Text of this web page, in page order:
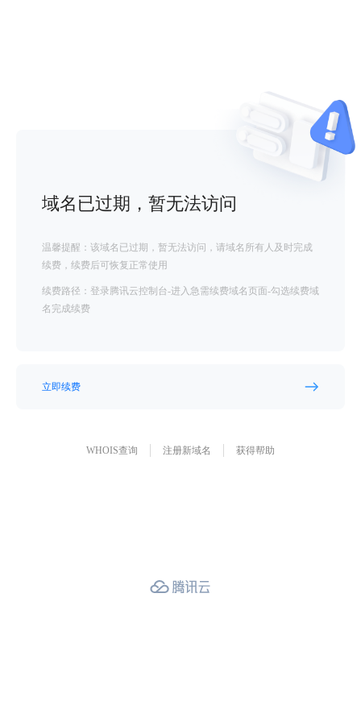
域名已过期，暂无法访问
温馨提醒：该域名已过期，暂无法访问，请域名所有人及时完成
续费，续费后可恢复正常使用
续费路径：登录腾讯云控制台-进入急需续费域名页面-勾选续费域
名完成续费
立即续费
WHOIS查询 注册新域名 获得帮助